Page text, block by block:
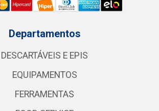
Departamentos
DESCARTÁVEIS E EPIS
EQUIPAMENTOS
FERRAMENTAS